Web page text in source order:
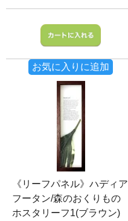
お気に入りに追加
《リーフパネル》ハディア
フータン/森のおくりもの
ホスタリーフ1(ブラウン)